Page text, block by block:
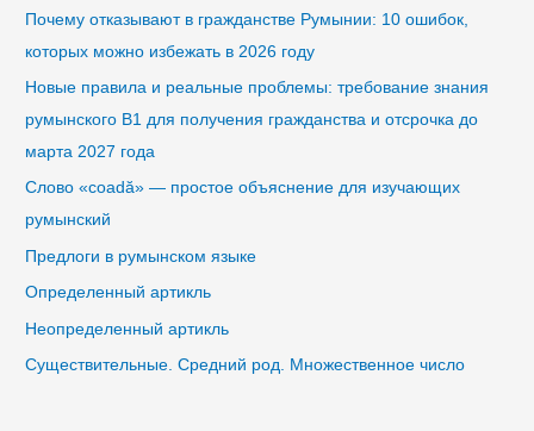
Почему отказывают в гражданстве Румынии: 10 ошибок,
которых можно избежать в 2026 году
Новые правила и реальные проблемы: требование знания
румынского B1 для получения гражданства и отсрочка до
марта 2027 года
Слово «coadă» — простое объяснение для изучающих
румынский
Предлоги в румынском языке
Определенный артикль
Неопределенный артикль
Существительные. Средний род. Множественное число